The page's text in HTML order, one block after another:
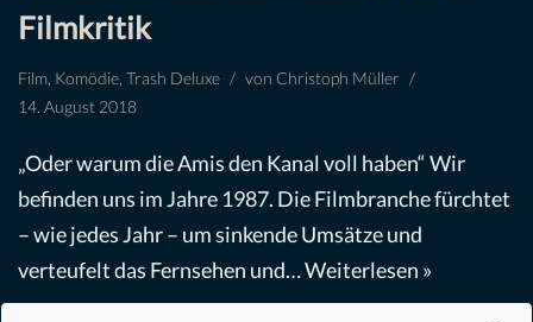
Filmkritik
Film Komödie Trash Deluxe von Christoph Müller
14. August 2018
„Oder warum die Amis den Kanal voll haben“ Wir
befinden uns im Jahre 1987. Die Filmbranche fürchtet
– wie jedes Jahr – um sinkende Umsätze und
verteufelt das Fernsehen und…Weiterlesen »